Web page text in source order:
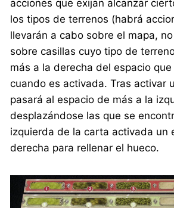
acciones que exijan alcanzar
los tipos de terrenos (habrá
llevarán a cabo sobre el mapa,
sobre casillas cuyo tipo de
más a la derecha del espacio
cuando es activada. Tras activar
pasará al espacio de más a la
desplazándose las que se
izquierda de la carta activada un
derecha para rellenar el hueco.